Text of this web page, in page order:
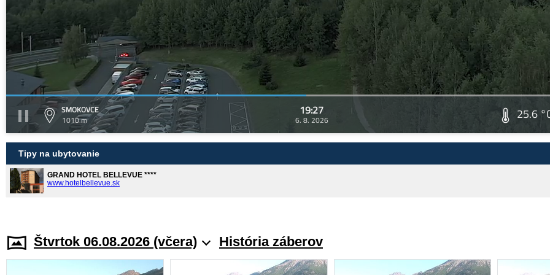
SMOKOVCE
1010 m
19:27
6. 8. 2026 25.6
Tipy na ubytovanie
GRAND HOTEL BELLEVUE ****
www.hotelbellevue.sk
Štvrtok 06.08.2026 (včera) História záberov